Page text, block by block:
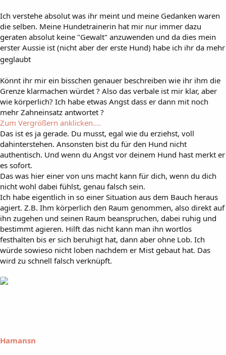
Ich verstehe absolut was ihr meint und meine Gedanken waren
die selben. Meine Hundetrainerin hat mir nur immer dazu
geraten absolut keine "Gewalt" anzuwenden und da dies mein
erster Aussie ist (nicht aber der erste Hund) habe ich ihr da mehr
geglaubt
Könnt ihr mir ein bisschen genauer beschreiben wie ihr ihm die
Grenze klarmachen würdet ? Also das verbale ist mir klar, aber
wie körperlich? Ich habe etwas Angst dass er dann mit noch
mehr Zahneinsatz antwortet ?
Zum Vergrößern anklicken....
Das ist es ja gerade. Du musst, egal wie du erziehst, voll
dahinterstehen. Ansonsten bist du für den Hund nicht
authentisch. Und wenn du Angst vor deinem Hund hast merkt er
es sofort.
Das was hier einer von uns macht kann für dich, wenn du dich
nicht wohl dabei fühlst, genau falsch sein.
Ich habe eigentlich in so einer Situation aus dem Bauch heraus
agiert. Z.B. Ihm körperlich den Raum genommen, also direkt auf
ihn zugehen und seinen Raum beanspruchen, dabei ruhig und
bestimmt agieren. Hilft das nicht kann man ihn wortlos
festhalten bis er sich beruhigt hat, dann aber ohne Lob. Ich
würde sowieso nicht loben nachdem er Mist gebaut hat. Das
wird zu schnell falsch verknüpft.
Hamansn